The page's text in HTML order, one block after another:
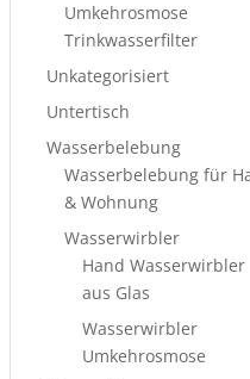
Umkehrosmose
Trinkwasserfilter
Unkategorisiert
Untertisch
Wasserbelebung
Wasserbelebung für
& Wohnung
Wasserwirbler
Hand Wasserwirbler
aus Glas
Wasserwirbler
Umkehrosmose